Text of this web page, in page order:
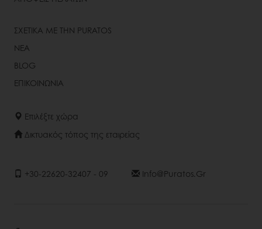
ΣΧΕΤΙΚΑ ΜΕ ΤΗΝ PURATOS
ΝΕΑ
BLOG
ΕΠΙΚΟΙΝΩΝΙΑ
Επιλέξτε χώρα
Δικτυακός τόπος της εταιρείας
+30-22620-32407 - 09 Info@puratos.gr